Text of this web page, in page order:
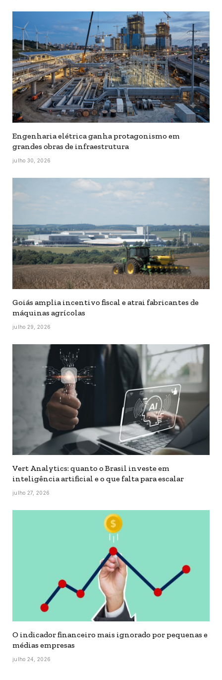
Engenharia elétrica ganha protagonismo em
grandes obras de infraestrutura
julho 30, 2026
Goiás amplia incentivo fiscal e atrai fabricantes de
máquinas agrícolas
julho 29, 2026
Vert Analytics: quanto o Brasil investe em
inteligência artificial e o que falta para escalar
julho 27, 2026
O indicador financeiro mais ignorado por pequenas e
médias empresas
julho 24, 2026